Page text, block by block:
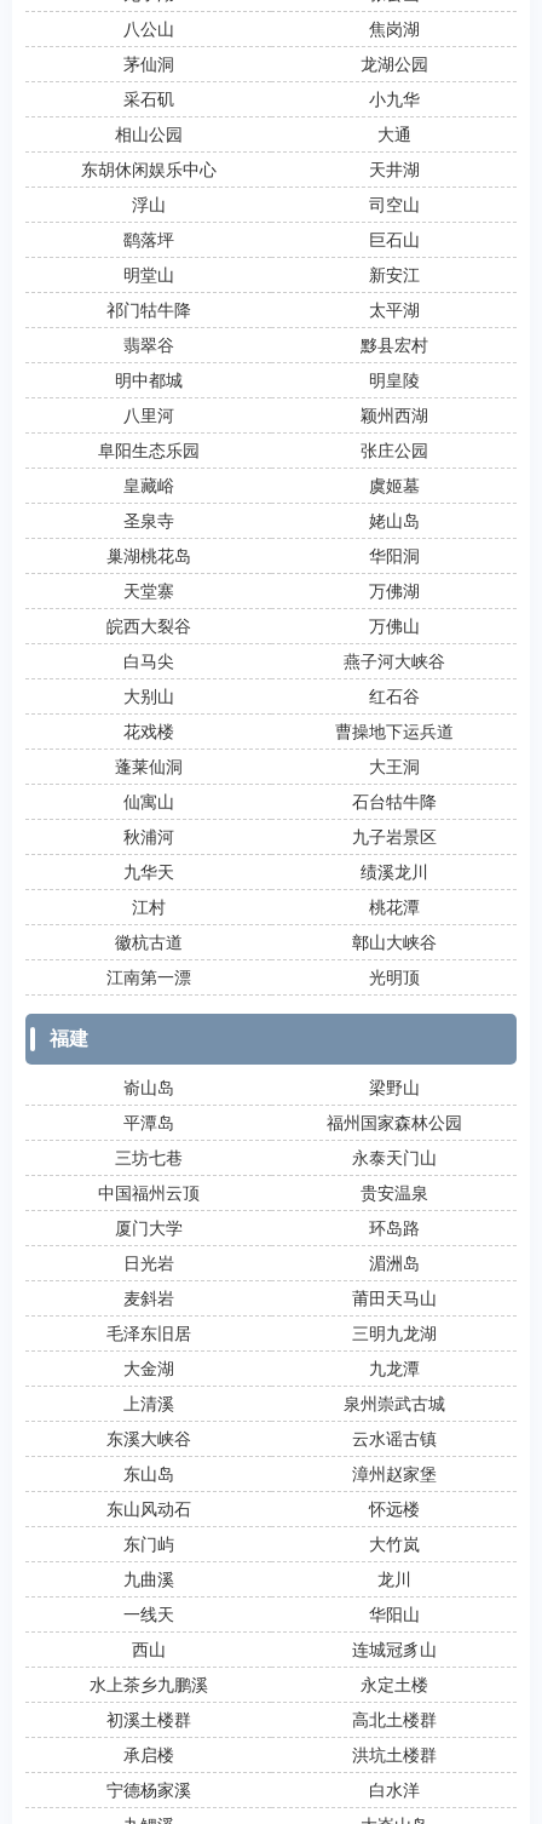
八公山
焦岗湖
茅仙洞
龙湖公园
采石矶
小九华
相山公园
大通
东胡休闲娱乐中心
天井湖
浮山
司空山
鹞落坪
巨石山
明堂山
新安江
祁门牯牛降
太平湖
翡翠谷
黟县宏村
明中都城
明皇陵
八里河
颖州西湖
阜阳生态乐园
张庄公园
皇藏峪
虞姬墓
圣泉寺
姥山岛
巢湖桃花岛
华阳洞
天堂寨
万佛湖
皖西大裂谷
万佛山
白马尖
燕子河大峡谷
大别山
红石谷
花戏楼
曹操地下运兵道
蓬莱仙洞
大王洞
仙寓山
石台牯牛降
秋浦河
九子岩景区
九华天
绩溪龙川
江村
桃花潭
徽杭古道
鄣山大峡谷
江南第一漂
光明顶
福建
嵛山岛
梁野山
平潭岛
福州国家森林公园
三坊七巷
永泰天门山
中国福州云顶
贵安温泉
厦门大学
环岛路
日光岩
湄洲岛
麦斜岩
莆田天马山
毛泽东旧居
三明九龙湖
大金湖
九龙潭
上清溪
泉州崇武古城
东溪大峡谷
云水谣古镇
东山岛
漳州赵家堡
东山风动石
怀远楼
东门屿
大竹岚
九曲溪
龙川
一线天
华阳山
西山
连城冠豸山
水上茶乡九鹏溪
永定土楼
初溪土楼群
高北土楼群
承启楼
洪坑土楼群
宁德杨家溪
白水洋